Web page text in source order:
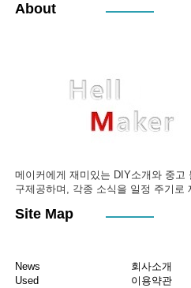
About
메이커에게 재미있는 DIY소개와 중
구제공하며, 각종 소식을 일정 주기로
Site Map
News
Used
회사소개
이용약관